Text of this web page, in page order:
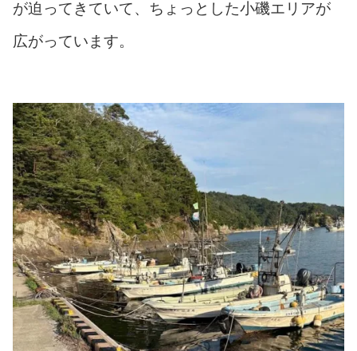
が迫ってきていて、ちょっとした小磯エリアが
広がっています。